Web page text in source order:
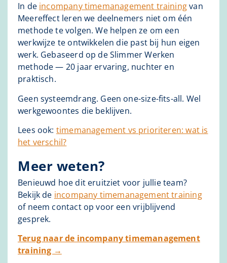
In de incompany timemanagement trainingvan
Meereffect leren we deelnemers niet om één
methode te volgen. We helpen ze om een
werkwijze te ontwikkelen die past bij hun eigen
werk. Gebaseerd op de Slimmer Werken
methode — 20 jaar ervaring, nuchter en
praktisch.
Geen systeemdrang. Geen one-size-fits-all. Wel
werkgewoontes die beklijven.
Lees ook: timemanagement vs prioriteren: wat is
het verschil?
Meer weten?
Benieuwd hoe dit eruitziet voor jullie team?
Bekijk de incompany timemanagement training
of neem contact op voor een vrijblijvend
gesprek.
Terug naar de incompany timemanagement
training →